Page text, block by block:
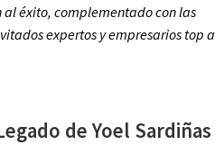
al éxito, complementado con las
expertos y empresarios top a
de Yoel Sardiñas